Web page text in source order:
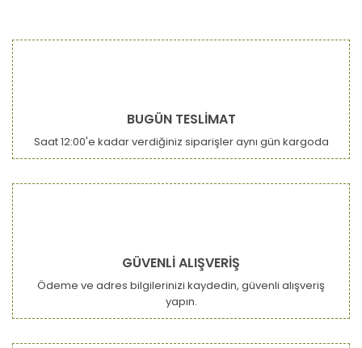
BUGÜN TESLİMAT
Saat 12:00'e kadar verdiğiniz siparişler aynı gün kargoda
GÜVENLİ ALIŞVERİŞ
Ödeme ve adres bilgilerinizi kaydedin, güvenli alışveriş
yapın.